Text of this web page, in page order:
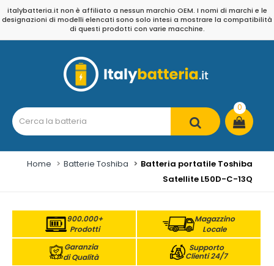
italybatteria.it non è affiliato a nessun marchio OEM. I nomi di marchi e le
designazioni di modelli elencati sono solo intesi a mostrare la compatibilità
di questi prodotti con varie macchine.
0
Home Batterie Toshiba
Batteria portatile Toshiba
Satellite L50D-C-13Q
900.000+
Prodotti
Magazzino
Locale
Garanzia
di Qualità
Supporto
Clienti 24/7